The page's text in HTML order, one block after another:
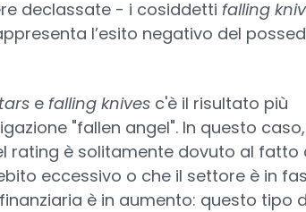
declassate - i cosiddetti falling
l’esito negativo del
e falling knivesc'è il risultato più
"fallen angel". In questo
rating è solitamente dovuto al fatto
eccessivo o che il settore è in
è in aumento: questo tipo